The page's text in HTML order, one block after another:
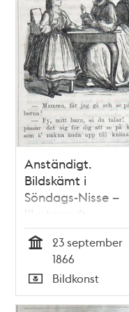
Anständigt.
Bildskämt i
Söndags-Nisse –
Illustreradt
Veckoblad för
Skämt, Humor och
Satir, nr 39, den 23
september 1866
23 september
1866
Typ
Bildkonst